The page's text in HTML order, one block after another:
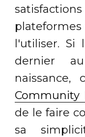
l'utiliser. Si
dernier
Community
de le faire
sa